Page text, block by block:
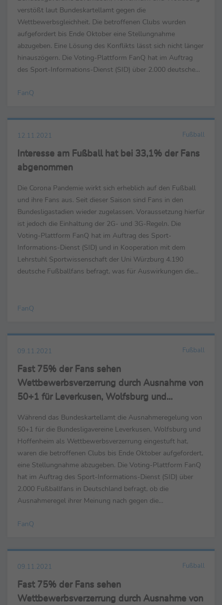
verstößt laut Bundeskartellamt gegen die
Wettbewerbsgleichheit. Die betroffenen Clubs wurden
aufgefordert bis Ende Oktober eine Stellungnahme
abzugeben. Eine Lösung des Konflikts lässt sich nicht länger
hinauszögern. Die Voting-Plattform FanQ hat im Auftrag
des Sport-Informations-Dienst (SID) über 2.000 deutsche
geben könnte, um die ...
FanQ
12.11.2021 Fußball
Interesse am Fußball hat bei 33,1% der Fans
abgenommen
Die Corona Pandemie wirkt sich erheblich auf den Fußball
und ihre Fans aus. Seit dieser Saison sind Fans in den
Bundesligastadien wieder zugelassen. Voraussetzung hierfür
ist jedoch die Einhaltung der 2G- und 3G-Regeln. Die
Voting-Plattform FanQ hat im Auftrag des Sport-
Informations-Dienst (SID) und in Kooperation mit dem
Lehrstuhl Sportwissenschaft der Uni Würzburg 4.190
deutsche Fußballfans befragt, was für Auswirkungen die
FanQ
09.11.2021 Fußball
Fast 75% der Fans sehen
Wettbewerbsverzerrung durch Ausnahme von
50+1 für Leverkusen, Wolfsburg und
Während das Bundeskartellamt die Ausnahmeregelung von
50+1 für die Bundesligavereine Leverkusen, Wolfsburg und
Hoffenheim als Wettbewerbsverzerrung eingestuft hat,
waren die betroffenen Clubs bis Ende Oktober aufgefordert,
eine Stellungnahme abzugeben. Die Voting-Plattform FanQ
hat im Auftrag des Sport-Informations-Dienst (SID) über
2.000 Fußballfans in Deutschland befragt, ob die
Ausnahmeregel ihrer Meinung nach gegen die
50+1-Regel ...
FanQ
09.11.2021 Fußball
Fast 75% der Fans sehen
Wettbewerbsverzerrung durch Ausnahme von